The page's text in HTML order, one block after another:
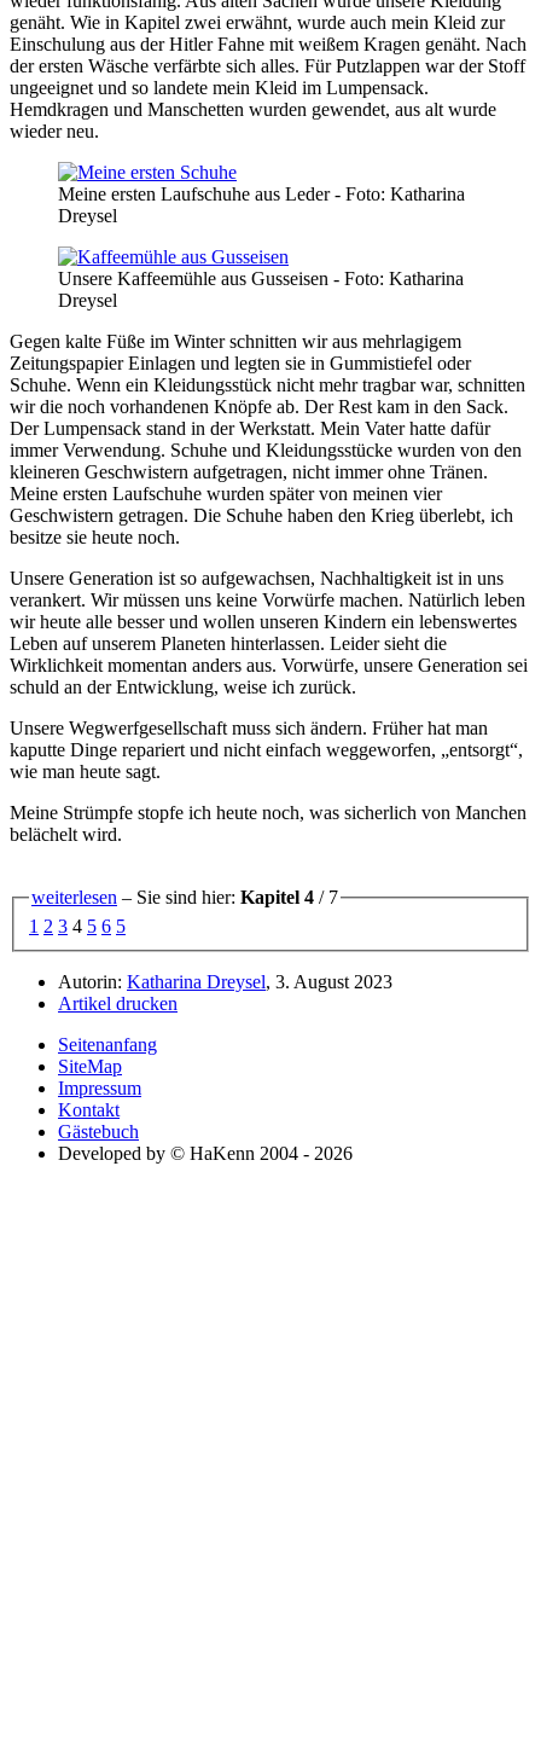
genäht. Wie in Kapitel zwei erwähnt, wurde auch mein Kleid zur
Einschulung aus der Hitler Fahne mit weißem Kragen genäht. Nach
der ersten Wäsche verfärbte sich alles. Für Putzlappen war der Stoff
ungeeignet und so landete mein Kleid im Lumpensack.
Hemdkragen und Manschetten wurden gewendet, aus alt wurde
wieder neu.
Meine ersten Laufschuhe aus Leder - Foto: Katharina
Dreysel
Unsere Kaffeemühle aus Gusseisen - Foto: Katharina
Dreysel
Gegen kalte Füße im Winter schnitten wir aus mehrlagigem
Zeitungspapier Einlagen und legten sie in Gummistiefel oder
Schuhe. Wenn ein Kleidungsstück nicht mehr tragbar war, schnitten
wir die noch vorhandenen Knöpfe ab. Der Rest kam in den Sack.
Der Lumpensack stand in der Werkstatt. Mein Vater hatte dafür
immer Verwendung. Schuhe und Kleidungsstücke wurden von den
kleineren Geschwistern aufgetragen, nicht immer ohne Tränen.
Meine ersten Laufschuhe wurden später von meinen vier
Geschwistern getragen. Die Schuhe haben den Krieg überlebt, ich
besitze sie heute noch.
Unsere Generation ist so aufgewachsen, Nachhaltigkeit ist in uns
verankert. Wir müssen uns keine Vorwürfe machen. Natürlich leben
wir heute alle besser und wollen unseren Kindern ein lebenswertes
Leben auf unserem Planeten hinterlassen. Leider sieht die
Wirklichkeit momentan anders aus. Vorwürfe, unsere Generation sei
schuld an der Entwicklung, weise ich zurück.
Unsere Wegwerfgesellschaft muss sich ändern. Früher hat man
kaputte Dinge repariert und nicht einfach weggeworfen,
entsorgt ,
wie man heute sagt.
Meine Strümpfe stopfe ich heute noch, was sicherlich von Manchen
belächelt wird.
weiterlesen – Sie sind hier: Kapitel 4 / 7
1 2 3 4 5 6 5
Autorin: Katharina Dreysel, 3. August 2023
Artikel drucken
Seitenanfang
SiteMap
Impressum
Kontakt
Gästebuch
Developed by © HaKenn 2004 - 2026